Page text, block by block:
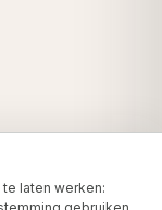
laten werken: